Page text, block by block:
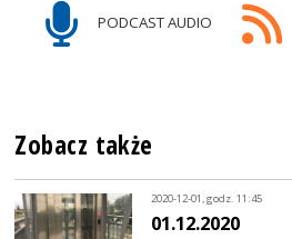
PODCAST AUDIO
Zobacz także
2020-12-01, godz. 11:45
01.12.2020